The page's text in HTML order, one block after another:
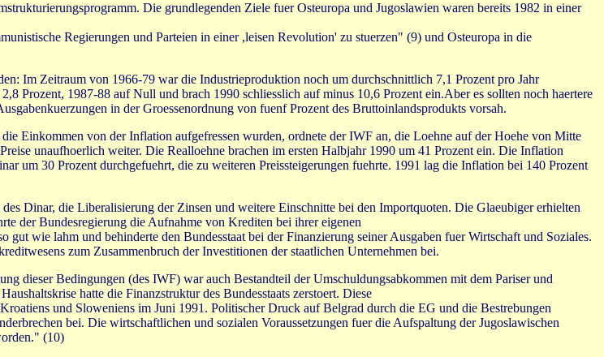
Die grundlegenden Ziele fuer Osteuropa und Jugoslawien waren bereits 1982 in einer
Regierungen und Parteien in einer ,leisen Revolution' zu stuerzen" (9) und Osteuropa in die
Im Zeitraum von 1966-79 war die Industrieproduktion noch um durchschnittlich 7,1 Prozent pro Jahr
Prozent, 1987-88 auf Null und brach 1990 schliesslich auf minus 10,6 Prozent ein.Aber es sollten noch haertere
in der Groessenordnung von fuenf Prozent des Bruttoinlandsprodukts vorsah.
Einkommen von der Inflation aufgefressen wurden, ordnete der IWF an, die Loehne auf der Hoehe von Mitte
unaufhoerlich weiter. Die Realloehne brachen im ersten Halbjahr 1990 um 41 Prozent ein. Die Inflation
um 30 Prozent durchgefuehrt, die zu weiteren Preissteigerungen fuehrte. 1991 lag die Inflation bei 140 Prozent
Dinar, die Liberalisierung der Zinsen und weitere Einschnitte bei den Importquoten. Die Glaeubiger erhielten
der Bundesregierung die Aufnahme von Krediten bei ihrer eigenen
wie lahm und behinderte den Bundesstaat bei der Finanzierung seiner Ausgaben fuer Wirtschaft und Soziales.
zum Zusammenbruch der Investitionen der staatlichen Unternehmen bei.
dieser Bedingungen (des IWF) war auch Bestandteil der Umschuldungsabkommen mit dem Pariser und
hatte die Finanzstruktur des Bundesstaats zerstoert. Diese
und Sloweniens im Juni 1991. Politischer Druck auf Belgrad durch die EG und die Bestrebungen
bei. Die wirtschaftlichen und sozialen Voraussetzungen fuer die Aufspaltung der Jugoslawischen
(10)